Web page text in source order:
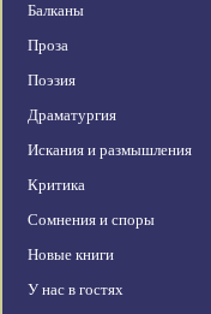
Балканы
Проза
Поэзия
Драматургия
Искания и размышления
Критика
Сомнения и споры
Новые книги
У нас в гостях